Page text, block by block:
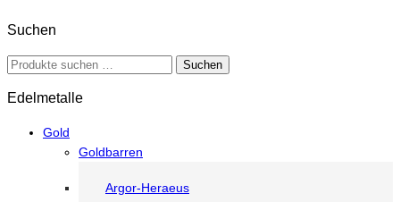
Suchen
Suche
Suchen
Edelmetalle
Gold
Goldbarren
Argor-Heraeus